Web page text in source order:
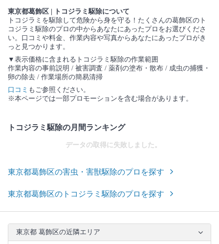
東京都葛飾区 | トコジラミ駆除について
トコジラミを駆除して危険から身を守る！たくさんの葛飾区のト
コジラミ駆除のプロの中からあなたにあったプロをお選びくださ
い。口コミや料金、作業内容や写真からあなたにあったプロがき
っと見つかります。
▼表示価格に含まれるトコジラミ駆除の作業範囲
作業内容の事前説明 / 被害調査 / 薬剤の塗布・散布 / 成虫の捕獲・
卵の除去 / 作業場所の簡易清掃
口コミ もご参照ください。
※本ページでは一部プロモーションを含む場合があります。
トコジラミ駆除の月間ランキング
データの取得に失敗しました。
東京都葛飾区の害虫・害獣駆除のプロを探す
東京都葛飾区のトコジラミ駆除のプロを探す
東京都 葛飾区の近隣エリア